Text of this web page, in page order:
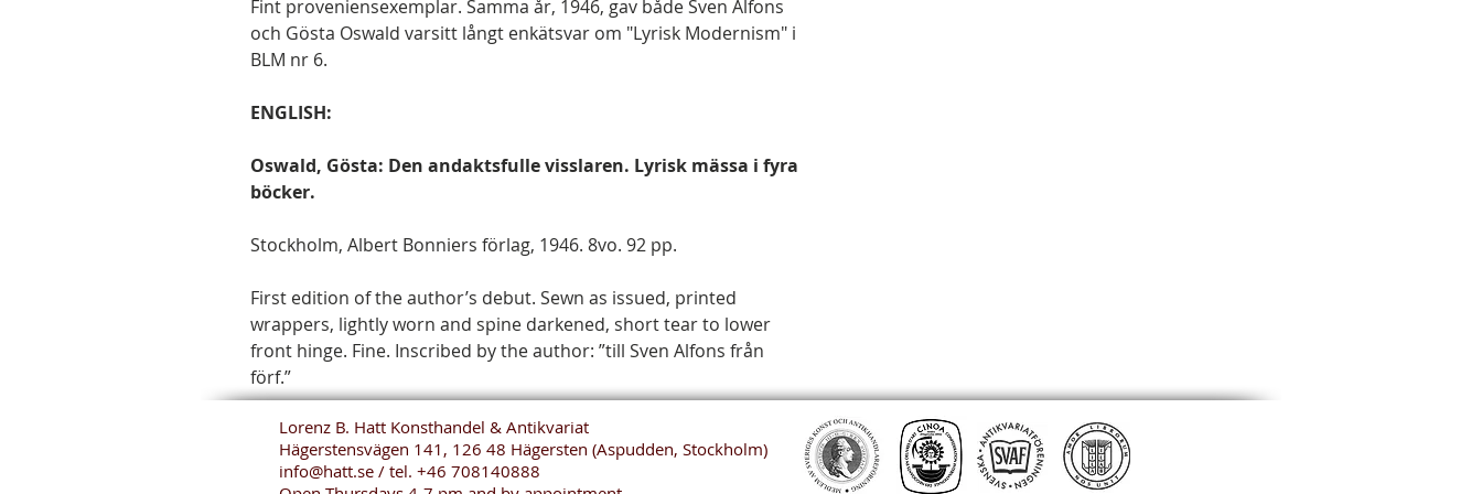
Fint proveniensexemplar. Samma år, 1946, gav både Sven Alfons
och Gösta Oswald varsitt långt enkätsvar om "Lyrisk Modernism" i
BLM nr 6.
ENGLISH:
Oswald, Gösta: Den andaktsfulle visslaren. Lyrisk mässa i fyra
böcker.
Stockholm, Albert Bonniers förlag, 1946. 8vo. 92 pp.
First edition of the author’s debut. Sewn as issued, printed
wrappers, lightly worn and spine darkened, short tear to lower
front hinge. Fine. Inscribed by the author: ”till Sven Alfons från
förf.”
Lorenz B. Hatt Konsthandel & Antikvariat
Hägerstensvägen 141, 126 48 Hägersten (Aspudden, Stockholm)
info@hatt.se / tel. +46 708140888